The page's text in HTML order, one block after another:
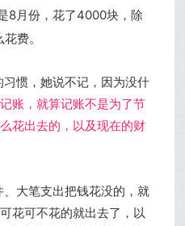
8月份，花了4000块，除
费。
惯，她说不记，因为没什
账，就算记账不是为了节
花出去的，以及现在的财
大笔支出把钱花没的，就
花可不花的就出去了，以